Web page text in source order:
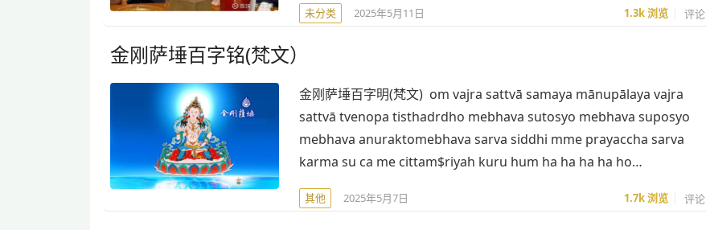
未分类 2025年5月11日 1.3k浏览 评论
金刚萨埵百字铭(梵文）
金刚萨埵百字明(梵文) om vajra sattvā samaya mānupālaya vajra
sattvā tvenopa tisthadrdho mebhava sutosyo mebhava suposyo
mebhava anuraktomebhava sarva siddhi mme prayaccha sarva
karma su ca me cittam$riyah kuru hum ha ha ha ha ho…
其他 2025年5月7日 1.7k浏览 评论